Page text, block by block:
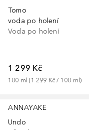
Tomo
voda po holení
Voda po holení
1 299 Kč
100 ml (1 299 Kč / 100 ml)
ANNAYAKE
Undo